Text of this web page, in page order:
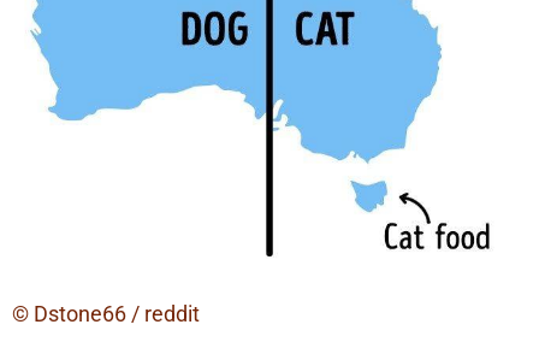
© Dstone66 / reddit